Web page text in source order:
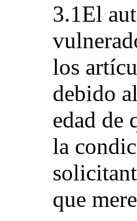
3.1El
los
debido
edad de
la
que